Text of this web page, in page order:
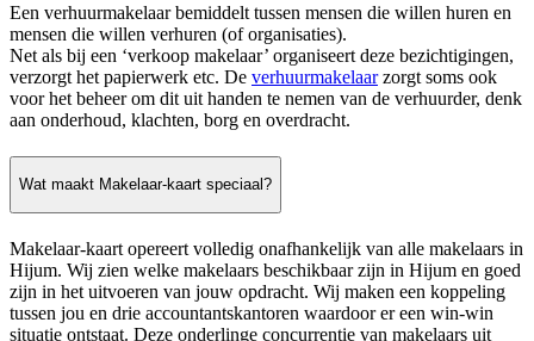
Een verhuurmakelaar bemiddelt tussen mensen die willen huren en
mensen die willen verhuren (of organisaties).
Net als bij een ‘verkoop makelaar’ organiseert deze bezichtigingen,
verzorgt het papierwerk etc. De verhuurmakelaarzorgt soms ook
voor het beheer om dit uit handen te nemen van de verhuurder, denk
aan onderhoud, klachten, borg en overdracht.
Wat maakt Makelaar-kaart speciaal?
Makelaar-kaart opereert volledig onafhankelijk van alle makelaars in
Hijum. Wij zien welke makelaars beschikbaar zijn in Hijum en goed
zijn in het uitvoeren van jouw opdracht. Wij maken een koppeling
tussen jou en drie accountantskantoren waardoor er een win-win
situatie ontstaat. Deze onderlinge concurrentie van makelaars uit